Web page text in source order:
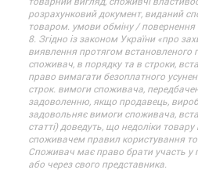
розрахунковий документ, виданий
товаром. умови обміну / повернення
8. Згідно із законом України «про
виявлення протягом встановленого
споживач, в порядку та в строки,
право вимагати безоплатного
строк. вимоги споживача,
задоволенню, якщо продавець,
задовольняє вимоги споживача,
статті) доведуть, що недоліки
споживачем правил користування
Споживач має право брати участь у
або через свого представника.